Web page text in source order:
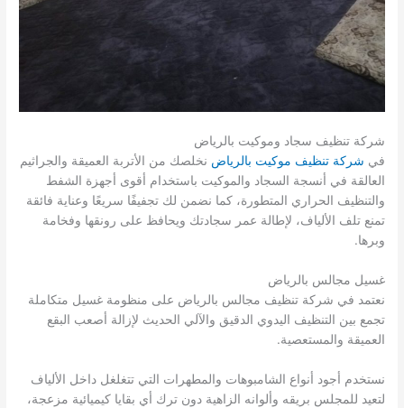
شركة تنظيف سجاد وموكيت بالرياض
في شركة تنظيف موكيت بالرياض نخلصك من الأتربة العميقة والجراثيم
العالقة في أنسجة السجاد والموكيت باستخدام أقوى أجهزة الشفط
والتنظيف الحراري المتطورة، كما نضمن لك تجفيفًا سريعًا وعناية فائقة
تمنع تلف الألياف، لإطالة عمر سجادتك ويحافظ على رونقها وفخامة
وبرها.
غسيل مجالس بالرياض
نعتمد في شركة تنظيف مجالس بالرياض على منظومة غسيل متكاملة
تجمع بين التنظيف اليدوي الدقيق والآلي الحديث لإزالة أصعب البقع
العميقة والمستعصية.
نستخدم أجود أنواع الشامبوهات والمطهرات التي تتغلغل داخل الألياف
لتعيد للمجلس بريقه وألوانه الزاهية دون ترك أي بقايا كيميائية مزعجة،